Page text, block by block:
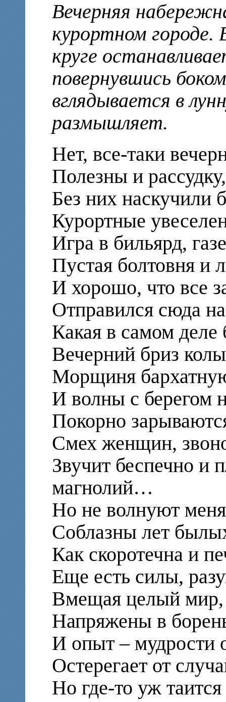
Вечерняя
курортном
круге
повернувшись
вглядывается в
размышляет.
Нет, все-таки
Полезны и
Без них наскучили
Курортные
Игра в бильярд,
Пустая болтовня и
И хорошо, что все
Отправился сюда
Какая в самом деле
Вечерний бриз
Морщиня
И волны с берегом
Покорно
Смех женщин,
Звучит беспечно и
магнолий…
Но не волнуют
Соблазны лет
Как скоротечна и
Еще есть силы,
Вмещая целый
Напряжены в
И опыт – мудрости
Остерегает от
Но где-то уж таится